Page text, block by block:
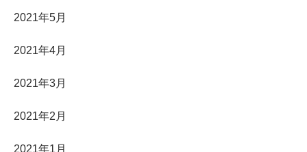
2021年5月
2021年4月
2021年3月
2021年2月
2021年1月